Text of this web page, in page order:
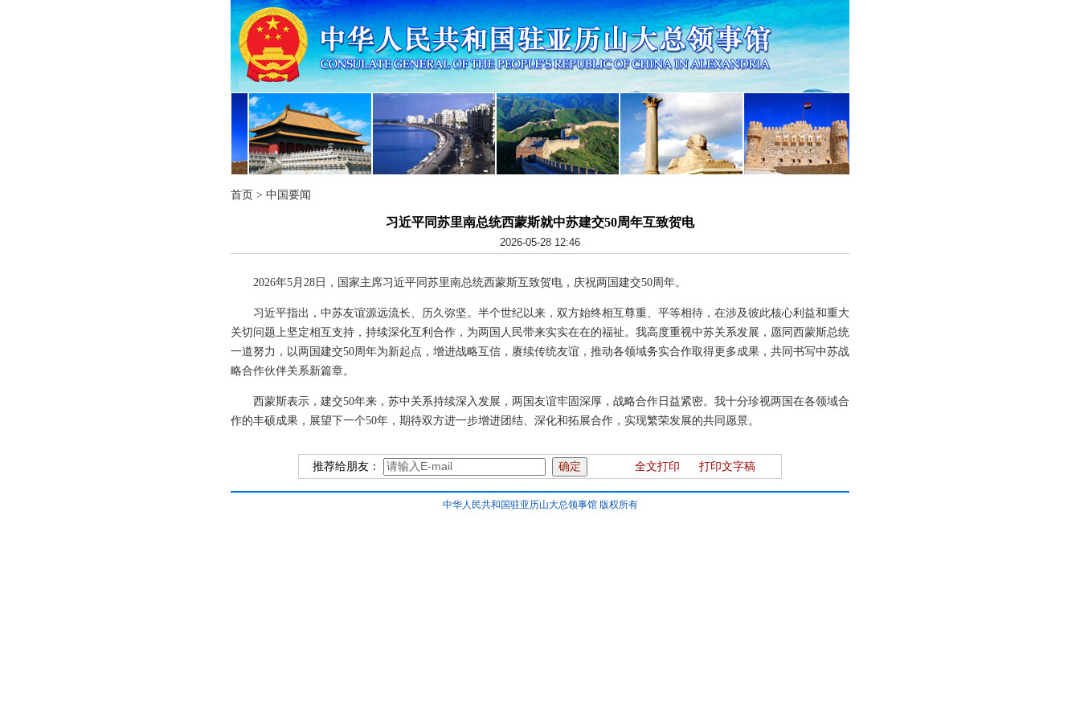
首页 > 中国要闻
习近平同苏里南总统西蒙斯就中苏建交50周年互致贺电
2026-05-28 12:46
2026年5月28日，国家主席习近平同苏里南总统西蒙斯互致贺电，庆祝两国建交50周年。
习近平指出，中苏友谊源远流长、历久弥坚。半个世纪以来，双方始终相互尊重、平等相待，在涉及彼此核心利益和重大
关切问题上坚定相互支持，持续深化互利合作，为两国人民带来实实在在的福祉。我高度重视中苏关系发展，愿同西蒙斯总统
一道努力，以两国建交50周年为新起点，增进战略互信，赓续传统友谊，推动各领域务实合作取得更多成果，共同书写中苏战
略合作伙伴关系新篇章。
西蒙斯表示，建交50年来，苏中关系持续深入发展，两国友谊牢固深厚，战略合作日益紧密。我十分珍视两国在各领域合
作的丰硕成果，展望下一个50年，期待双方进一步增进团结、深化和拓展合作，实现繁荣发展的共同愿景。
推荐给朋友： 全文打印 打印文字稿
中华人民共和国驻亚历山大总领事馆 版权所有